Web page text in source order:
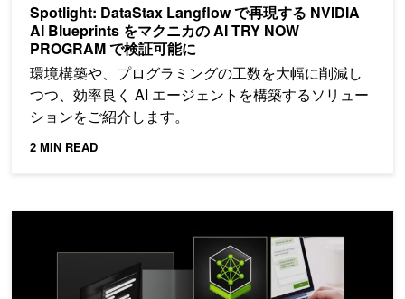
Spotlight: DataStax Langflow で再現する NVIDIA
AI Blueprints をマクニカの AI TRY NOW
PROGRAM で検証可能に
環境構築や、プログラミングの工数を大幅に削減し
つつ、効率良く AI エージェントを構築するソリュー
ションをご紹介します。
2 MIN READ
NVIDIA のフルスタック ソリューションで AI 推論のパフォーマ